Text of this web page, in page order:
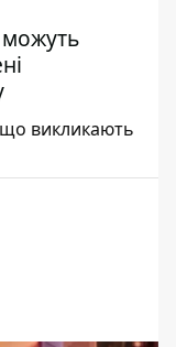
можуть
що викликають